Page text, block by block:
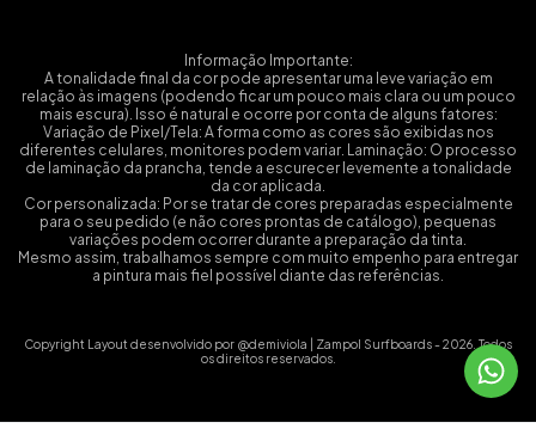
Informação Importante:
A tonalidade final da cor pode apresentar uma leve variação em
relação às imagens (podendo ficar um pouco mais clara ou um pouco
mais escura). Isso é natural e ocorre por conta de alguns fatores:
Variação de Pixel/Tela: A forma como as cores são exibidas nos
diferentes celulares, monitores podem variar. Laminação: O processo
de laminação da prancha, tende a escurecer levemente a tonalidade
da cor aplicada.
Cor personalizada: Por se tratar de cores preparadas especialmente
para o seu pedido (e não cores prontas de catálogo), pequenas
variações podem ocorrer durante a preparação da tinta.
Mesmo assim, trabalhamos sempre com muito empenho para entregar
a pintura mais fiel possível diante das referências.
Copyright Layout desenvolvido por @demiviola | Zampol Surfboards - 2026. Todos
os direitos reservados.